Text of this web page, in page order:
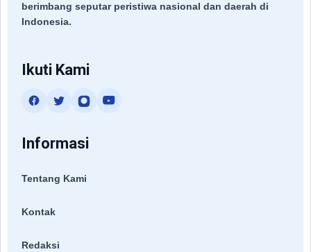
berimbang seputar peristiwa nasional dan daerah di
Indonesia.
Ikuti Kami
Informasi
Tentang Kami
Kontak
Redaksi